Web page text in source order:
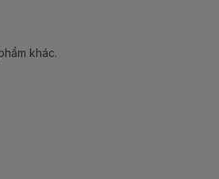
khác.